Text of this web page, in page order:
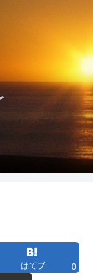
はてブ 0